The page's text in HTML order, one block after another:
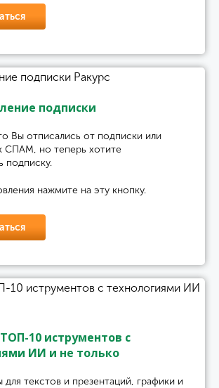
подписки
Вы отписались от подписки или
СПАМ, но теперь хотите
подписку.
нажмите на эту кнопку.
10 иструментов с
ИИ и не только
текстов и презентаций, графики и